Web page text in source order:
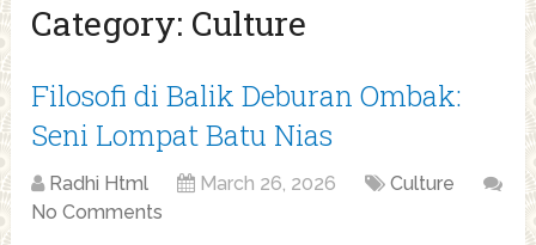
Category: Culture
Filosofi di Balik Deburan Ombak:
Seni Lompat Batu Nias
Radhi Html March 26, 2026
Culture
No Comments